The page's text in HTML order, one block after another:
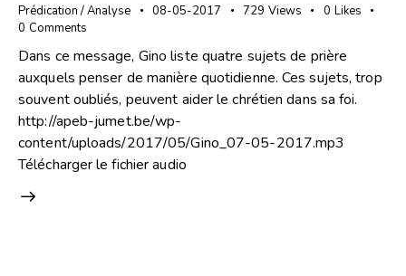
Prédication / Analyse 08-05-2017 729 Views 0 Likes
0 Comments
Dans ce message, Gino liste quatre sujets de prière
auxquels penser de manière quotidienne. Ces sujets, trop
souvent oubliés, peuvent aider le chrétien dans sa foi.
http://apeb-jumet.be/wp-
content/uploads/2017/05/Gino_07-05-2017.mp3
Télécharger le fichier audio